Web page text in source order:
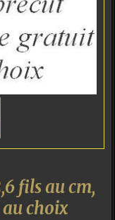
fils au cm,
choix